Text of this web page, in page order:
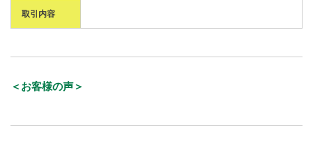
取引内容
＜お客様の声＞